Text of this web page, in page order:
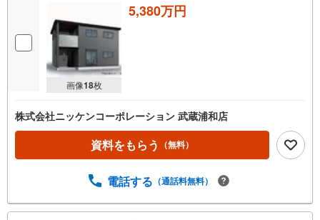
画像18枚
5,380万円
株式会社ニッケンコーポレーション 武蔵浦和店
資料をもらう （無料）
電話する （通話料無料）